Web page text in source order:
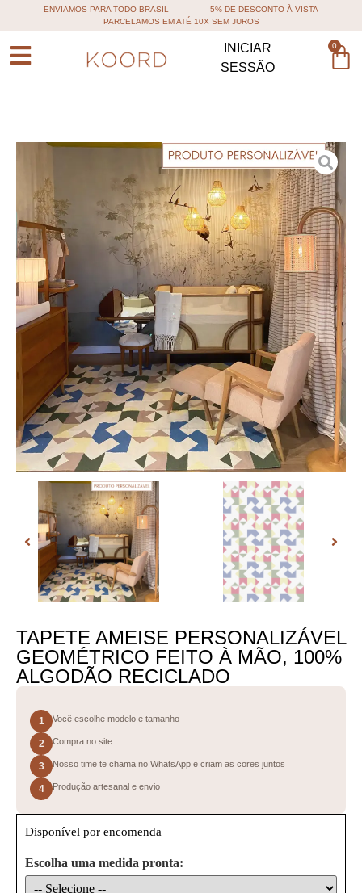
ENVIAMOS PARA TODO BRASIL
5% DE DESCONTO À VISTA
PARCELAMOS EM ATÉ 10X SEM JUROS
INICIAR
SESSÃO
0
TAPETE AMEISE PERSONALIZÁVEL
GEOMÉTRICO FEITO À MÃO, 100%
ALGODÃO RECICLADO
1 Você escolhe modelo e tamanho
2 Compra no site
3 Nosso time te chama no WhatsApp e criam as cores juntos
4 Produção artesanal e envio
Disponível por encomenda
Escolha uma medida pronta: